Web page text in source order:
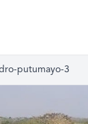
putumayo-3